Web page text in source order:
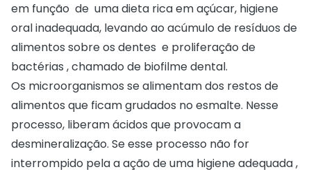
em função de uma dieta rica em açúcar, higiene
oral inadequada, levando ao acúmulo de resíduos de
alimentos sobre os dentes e proliferação de
bactérias , chamado de biofilme dental.
Os microorganismos se alimentam dos restos de
alimentos que ficam grudados no esmalte. Nesse
processo, liberam ácidos que provocam a
desmineralização. Se esse processo não for
interrompido pela a ação de uma higiene adequada ,